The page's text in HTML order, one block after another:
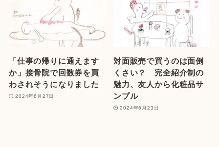
「仕事の帰りに通えます
か」接骨院で回数券を買
わされそうになりました
2024年6月27日
対面販売で買うのは面倒
くさい？ 完全紹介制の
魅力、友人から化粧品サ
ンプル
2024年6月23日